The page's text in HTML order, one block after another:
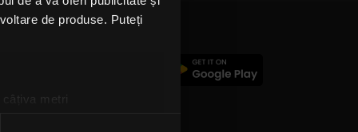
de produse. Puteți
metri